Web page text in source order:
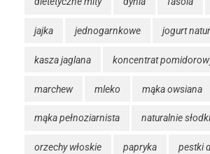
jajka jednogarnkowe jogurt
kasza jaglana koncentrat
marchew mleko mąka owsiana
mąka pełnoziarnista naturalnie
orzechy włoskie papryka pestki